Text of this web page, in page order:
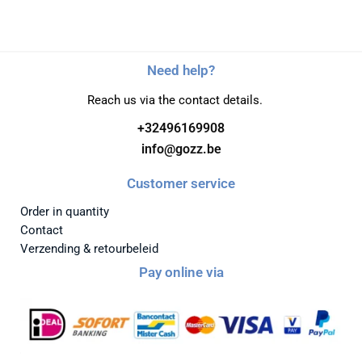
Need help?
Reach us via the contact details.
+32496169908
info@gozz.be
Customer service
Order in quantity
Contact
Verzending & retourbeleid
Pay online via